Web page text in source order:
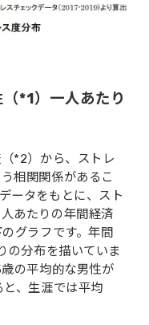
*1）一人あたり
*2）から、ストレ
相関関係があるこ
ータをもとに、スト
あたりの年間経済
グラフです。年間
の分布を描いていま
の平均的な男性が
、生涯では平均